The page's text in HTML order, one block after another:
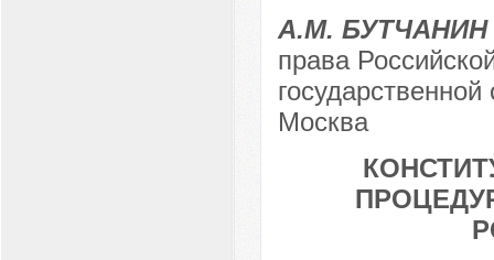
А.М. БУТЧАНИН
права
Москва